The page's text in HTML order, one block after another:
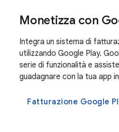
Monetizza con
Integra un sistema di
utilizzando Google Play.
serie di funzionalità e
guadagnare con la tua app
Fatturazione Google